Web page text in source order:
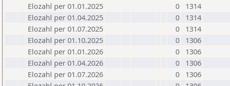
Elozahl per 01.01.2025
0
1314
Elozahl per 01.04.2025
0
1314
Elozahl per 01.07.2025
0
1314
Elozahl per 01.10.2025
0
1306
Elozahl per 01.01.2026
0
1306
Elozahl per 01.04.2026
0
1306
Elozahl per 01.07.2026
0
1306